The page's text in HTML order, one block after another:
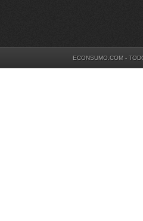
ECONSUMO.COM -